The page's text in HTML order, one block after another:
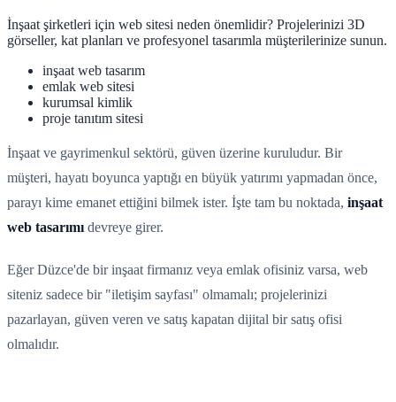
İnşaat şirketleri için web sitesi neden önemlidir? Projelerinizi 3D
görseller, kat planları ve profesyonel tasarımla müşterilerinize sunun.
inşaat web tasarım
emlak web sitesi
kurumsal kimlik
proje tanıtım sitesi
İnşaat ve gayrimenkul sektörü, güven üzerine kuruludur. Bir
müşteri, hayatı boyunca yaptığı en büyük yatırımı yapmadan önce,
parayı kime emanet ettiğini bilmek ister. İşte tam bu noktada, inşaat
web tasarımı devreye girer.
Eğer Düzce'de bir inşaat firmanız veya emlak ofisiniz varsa, web
siteniz sadece bir "iletişim sayfası" olmamalı; projelerinizi
pazarlayan, güven veren ve satış kapatan dijital bir satış ofisi
olmalıdır.